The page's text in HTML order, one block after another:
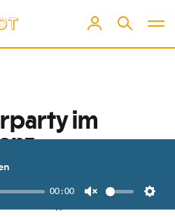
00:00
Unmute
im
stage: die
„Lost